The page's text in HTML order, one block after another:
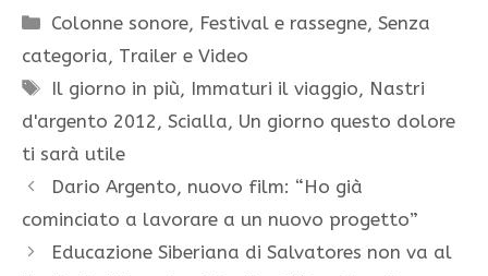
Categorie
Colonne sonore, Festival e rassegne,Senza
categoria, Trailer e Video
Tag
Il giorno in più, Immaturi il viaggio, Nastri
d'argento 2012 , Scialla, Un giorno questo dolore
ti sarà utile
Dario Argento, nuovo film: “Ho già
cominciato a lavorare a un nuovo progetto”
Educazione Siberiana di Salvatores non va al